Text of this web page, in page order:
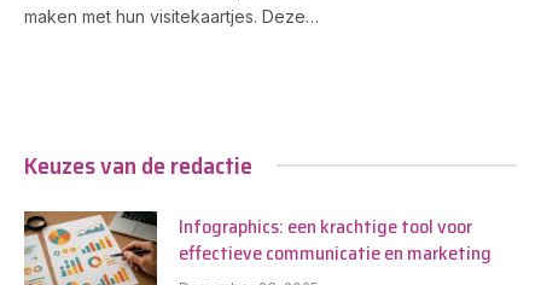
maken met hun visitekaartjes. Deze…
Keuzes van de redactie
Infographics: een krachtige tool voor
effectieve communicatie en marketing